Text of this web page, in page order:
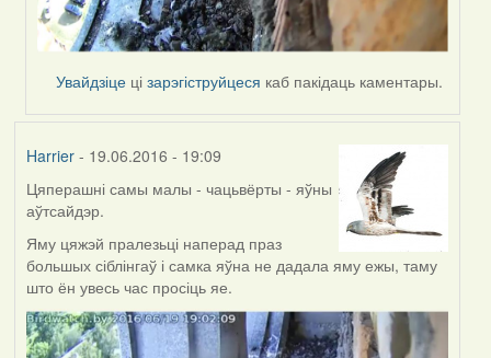
Увайдзіце цізарэгіструйцеся каб пакідаць каментары.
Harrier- 19.06.2016 - 19:09
Цяперашні самы малы - чацьвёрты - яўны
аўтсайдэр.
Яму цяжэй пралезьці наперад праз
большых сіблінгаў і самка яўна не дадала яму ежы, таму
што ён увесь час просіць яе.